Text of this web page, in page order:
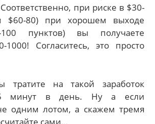
при риске в $30-
$60-80) при хорошем выходе
100 пунктов) вы получаете
1000! Согласитесь, это просто
на такой заработок
минут в день. Ну а если
одним лотом, а скажем тремя
сами…